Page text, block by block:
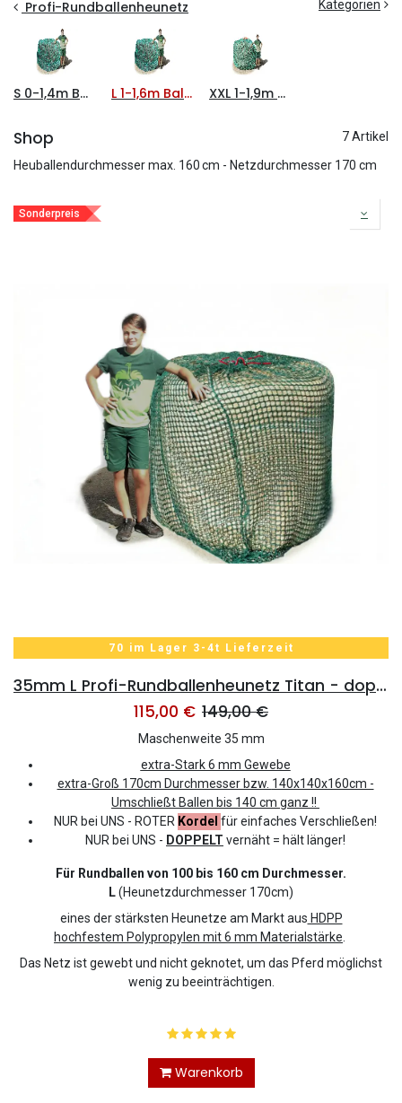
Profi-Rundballenheunetz Kategorien
S 0-1,4m Ballen L 1-1,6m Ballen XXL 1-1,9m Ballen
Shop
7 Artikel
Heuballendurchmesser max. 160 cm - Netzdurchmesser 170 cm
Sonderpreis
70 im Lager 3-4t Lieferzeit
35mm L Profi-Rundballenheunetz Titan - doppelt vernäht - 6mm Gewebe 170cmØx160cm/h - bis160cm Rundballen
115,00 € 149,00€
Maschenweite 35 mm
extra-Stark 6 mm Gewebe
extra-Groß 170cm Durchmesser bzw. 140x140x160cm -
Umschließt Ballen bis 140 cm ganz !!
NUR bei UNS - ROTER Kordel für einfaches Verschließen!
NUR bei UNS - DOPPELT vernäht = hält länger!
Für Rundballen von 100 bis 160 cm Durchmesser.
L(Heunetzdurchmesser 170cm)
eines der stärksten Heunetze am Markt aus HDPP
hochfestem Polypropylen mit 6 mm Materialstärke
Das Netz ist gewebt und nicht geknotet, um das Pferd möglichst
wenig zu beeinträchtigen.
Warenkorb